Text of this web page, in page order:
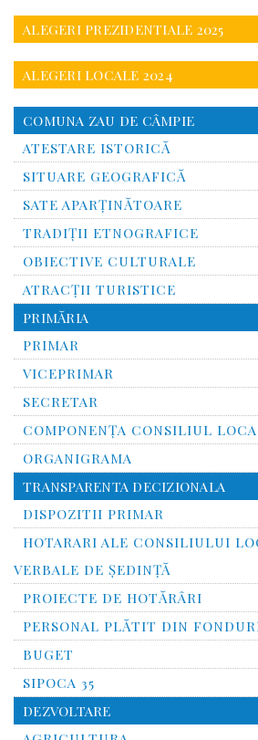
ALEGERI PREZIDENTIALE 2025
ALEGERI LOCALE 2024
COMUNA ZAU DE CÂMPIE
ATESTARE ISTORICĂ
SITUARE GEOGRAFICĂ
SATE APARȚINĂTOARE
TRADIȚII ETNOGRAFICE
OBIECTIVE CULTURALE
ATRACȚII TURISTICE
PRIMĂRIA
PRIMAR
VICEPRIMAR
SECRETAR
COMPONENȚA CONSILIUL
ORGANIGRAMA
TRANSPARENTA DECIZIONALA
DISPOZITII PRIMAR
HOTARARI ALE CONSILIULUI
VERBALE DE ȘEDINȚĂ
PROIECTE DE HOTĂRÂRI
PERSONAL PLĂTIT DIN
BUGET
SIPOCA 35
DEZVOLTARE